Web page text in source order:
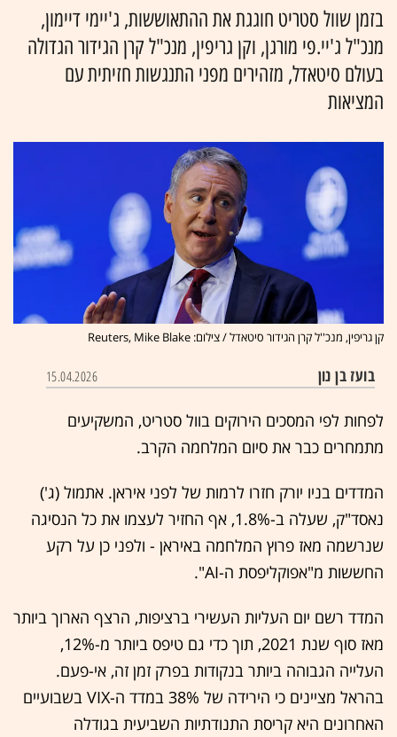
בזמן שוול סטריט חוגגת את ההתאוששות, ג'יימי דיימון,
מנכ"ל ג'יי.פי מורגן, וקן גריפין, מנכ"ל קרן הגידור הגדולה
בעולם סיטאדל, מזהירים מפני התנגשות חזיתית עם
המציאות
קן גריפין, מנכ''ל קרן הגידור סיטאדל / צילום: Reuters, Mike Blake
בועז בן נון 15.04.2026
לפחות לפי המסכים הירוקים בוול סטריט, המשקיעים
מתמחרים כבר את סיום המלחמה הקרב.
המדדים בניו יורק חזרו לרמות של לפני איראן. אתמול (ג')
נאסד"ק, שעלה ב-1.8%, אף החזיר לעצמו את כל הנסיגה
שנרשמה מאז פרוץ המלחמה באיראן - ולפני כן על רקע
החששות מ"אפוקליפסת ה-AI".
המדד רשם יום העליות העשירי ברציפות, הרצף הארוך ביותר
מאז סוף שנת 2021, תוך כדי גם טיפס ביותר מ-12%,
העלייה הגבוהה ביותר בנקודות בפרק זמן זה, אי-פעם.
בהראל מציינים כי הירידה של 38% במדד ה-VIX בשבועיים
האחרונים היא קריסת התנודתיות השביעית בגודלה